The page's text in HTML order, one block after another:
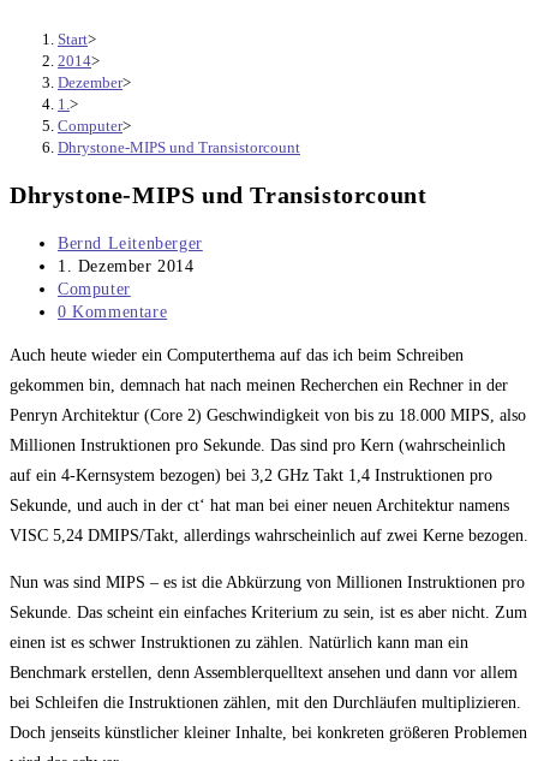
Start>
2014>
Dezember>
1. >
Computer>
Dhrystone-MIPS und Transistorcount
Dhrystone-MIPS und Transistorcount
Beitrags-
Autor:
Bernd Leitenberger
Beitrag
veröffentlicht:
1. Dezember 2014
Beitrags-
Kategorie:
Computer
Beitrags-
0 Kommentare
Auch heute wieder ein Computerthema auf das ich beim Schreiben
gekommen bin, demnach hat nach meinen Recherchen ein Rechner in der
Penryn Architektur (Core 2) Geschwindigkeit von bis zu 18.000 MIPS, also
Millionen Instruktionen pro Sekunde. Das sind pro Kern (wahrscheinlich
auf ein 4-Kernsystem bezogen) bei 3,2 GHz Takt 1,4 Instruktionen pro
Sekunde, und auch in der ct‘ hat man bei einer neuen Architektur namens
VISC 5,24 DMIPS/Takt, allerdings wahrscheinlich auf zwei Kerne bezogen.
Nun was sind MIPS – es ist die Abkürzung von Millionen Instruktionen pro
Sekunde. Das scheint ein einfaches Kriterium zu sein, ist es aber nicht. Zum
einen ist es schwer Instruktionen zu zählen. Natürlich kann man ein
Benchmark erstellen, denn Assemblerquelltext ansehen und dann vor allem
bei Schleifen die Instruktionen zählen, mit den Durchläufen multiplizieren.
Doch jenseits künstlicher kleiner Inhalte, bei konkreten größeren Problemen